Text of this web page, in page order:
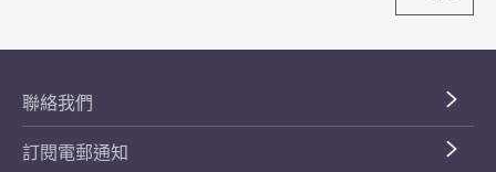
聯絡我們
訂閱電郵通知